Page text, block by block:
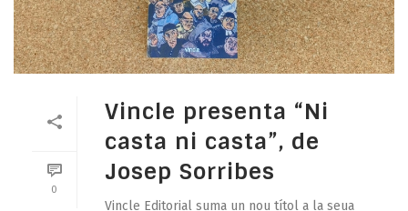
0
Vincle presenta “Ni
casta ni casta”, de
Josep Sorribes
Vincle Editorial suma un nou títol a la seua